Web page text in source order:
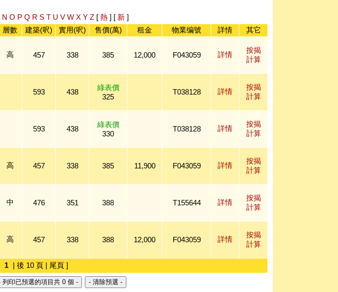
N O P Q R S T U V W X Y Z [ 熱 ] [ 新 ]
層數 建築(呎) 實用(呎) 售價(萬) 租金 物業编號 詳情 其它
高 457 338 385 12,000 F043059 詳情
按揭
計算
593 438
綠表價
325
T038128 詳情
按揭
計算
593 438
綠表價
330
T038128 詳情
按揭
計算
高 457 338 385 11,900 F043059 詳情
按揭
計算
中 476 351 388 T155644 詳情
按揭
計算
高 457 338 388 12,000 F043059 詳情
按揭
計算
1 | 後 10 頁 | 尾頁 ]